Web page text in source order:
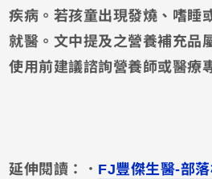
疾病。若孩童出現發燒、嗜睡
就醫。文中提及之營養補充品
使用前建議諮詢營養師或醫療
延伸閱讀：． FJ豐傑生醫-部